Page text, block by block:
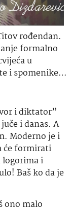
rođendan.
formalno
u
i spomenike…
i diktator”
i danas. A
Moderno je i
će formirati
i
Baš ko da je
ono malo